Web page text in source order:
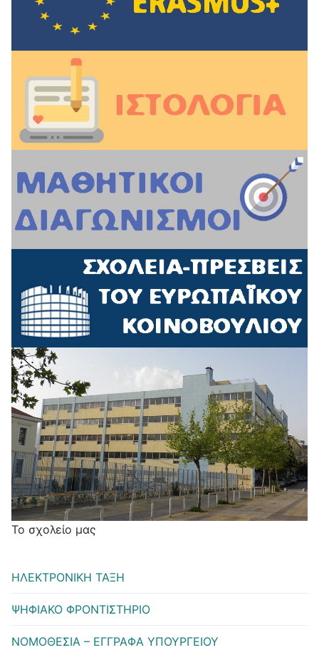
Το σχολείο μας
ΗΛΕΚΤΡΟΝΙΚΗ ΤΑΞΗ
ΨΗΦΙΑΚΟ ΦΡΟΝΤΙΣΤΗΡΙΟ
ΝΟΜΟΘΕΣΙΑ – ΕΓΓΡΑΦΑ ΥΠΟΥΡΓΕΙΟΥ